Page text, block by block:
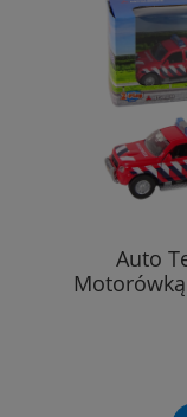
Auto
Motorówką